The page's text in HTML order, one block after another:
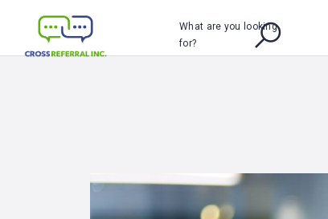
What are you looking
for?